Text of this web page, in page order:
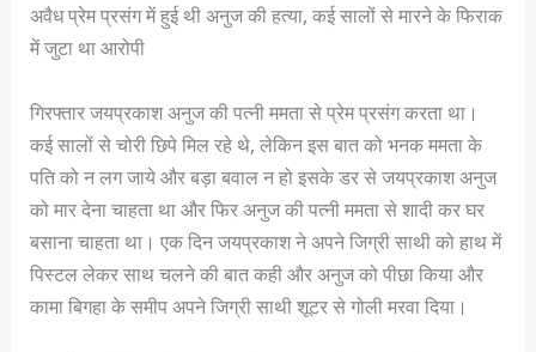
अवैध प्रेम प्रसंग में हुई थी अनुज की हत्या, कई सालों से मारने के फिराक
में जुटा था आरोपी
गिरफ्तार जयप्रकाश अनुज की पत्नी ममता से प्रेम प्रसंग करता था।
कई सालों से चोरी छिपे मिल रहे थे, लेकिन इस बात को भनक ममता के
पति को न लग जाये और बड़ा बवाल न हो इसके डर से जयप्रकाश अनुज
को मार देना चाहता था और फिर अनुज की पत्नी ममता से शादी कर घर
बसाना चाहता था। एक दिन जयप्रकाश ने अपने जिग्री साथी को हाथ में
पिस्टल लेकर साथ चलने की बात कही और अनुज को पीछा किया और
कामा बिगहा के समीप अपने जिग्री साथी शूटर से गोली मरवा दिया।